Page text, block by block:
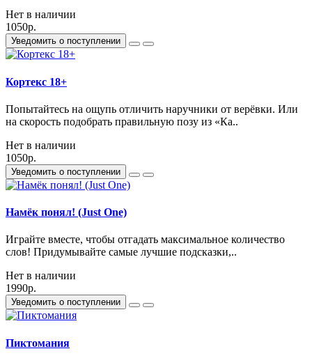
Нет в наличии
1050р.
Уведомить о поступлении
Кортекс 18+
Попытайтесь на ощупь отличить наручники от верёвки. Или
на скорость подобрать правильную позу из «Ка..
Нет в наличии
1050р.
Уведомить о поступлении
Намёк понял! (Just One)
Играйте вместе, чтобы отгадать максимальное количество
слов! Придумывайте самые лучшие подсказки,..
Нет в наличии
1990р.
Уведомить о поступлении
Пиктомания